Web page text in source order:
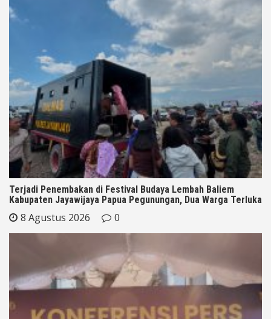
Terjadi Penembakan di Festival Budaya Lembah Baliem
Kabupaten Jayawijaya Papua Pegunungan, Dua Warga Terluka
8 Agustus 2026 0